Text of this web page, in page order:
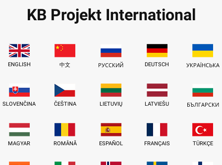
KB Projekt International
ENGLISH 中文 РУССКИЙ DEUTSCH УКРАЇНСЬКА
SLOVENČINA ČEŠTINA LIETUVIŲ LATVIEŠU БЪЛГАРСКИ
MAGYAR ROMÂNĂ ESPAÑOL FRANÇAIS TÜRKÇE